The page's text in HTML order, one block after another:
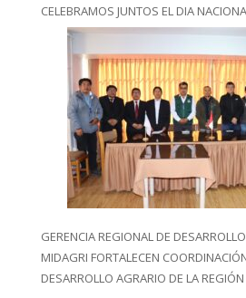
CELEBRAMOS JUNTOS EL DIA
GERENCIA REGIONAL DE
MIDAGRI FORTALECEN
DESARROLLO AGRARIO DE LA REGIÓN